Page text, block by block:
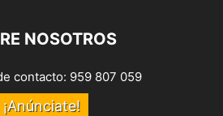
NOSOTROS
contacto: 959 807 059
¡Anúnciate!